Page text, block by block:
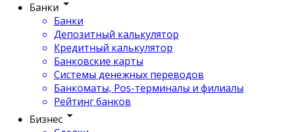
Банки
Банки
Депозитный калькулятор
Кредитный калькулятор
Банковские карты
Системы денежных переводов
Банкоматы, Pos-терминалы и филиалы
Рейтинг банков
Бизнес